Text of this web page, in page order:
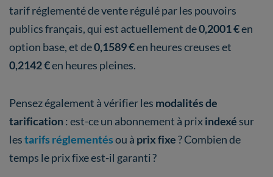
tarif réglementé de vente régulé par les pouvoirs
publics français, qui est actuellement de0,2001 €en
option base, et de0,1589 €en heures creuseset
0,2142 €en heures pleines.
Pensez également à vérifier les modalités de
tarification: est-ce un abonnement à prixindexé sur
lestarifs réglementésou à prix fixe? Combien de
temps le prix fixe est-il garanti ?